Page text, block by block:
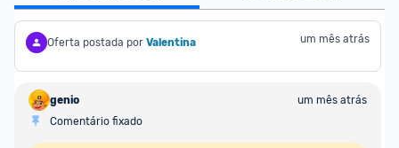
Oferta postada por Valentina um mês atrás
genio
um mês atrás
Comentário fixado